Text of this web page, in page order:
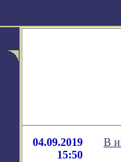
04.09.2019
15:50
В